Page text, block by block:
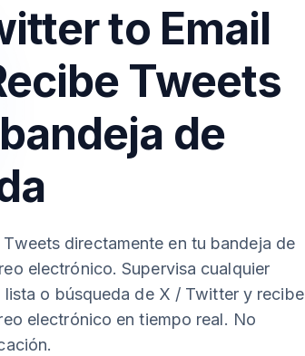
to Email
Tweets
de
Tweets directamente en tu bandeja de
electrónico. Supervisa cualquier
lista o búsqueda de X / Twitter y recibe
electrónico en tiempo real. No